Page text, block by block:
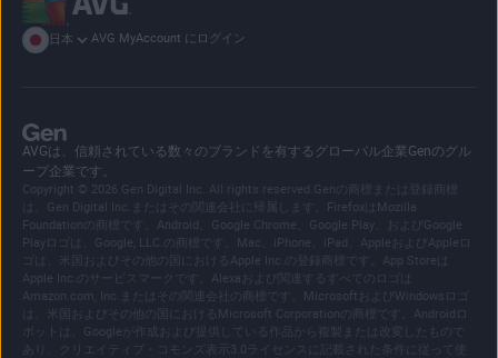
日本 AVG MyAccount にログイン
AVGは、信頼されている数々のブランドを有するグローバル企業Genのグル
ープ企業です。
Copyright © 2026 Gen Digital Inc. All rights reserved.Genの商標または登録商標
は、Gen Digital Inc.またはその関連会社に帰属します。FirefoxはMozilla
Foundationの商標です。Android、Google Chrome、Google Play、およびGoogle
Playロゴは、Google, LLC.の商標です。Mac、iPhone、iPad、AppleおよびAppleロ
ゴは、米国およびその他の国におけるApple Inc.の登録商標です。App Storeは
Apple Inc.のサービスマークです。Alexaおよび関連するすべてのロゴは
Amazon.com, Inc.またはその関連会社の商標です。MicrosoftおよびWindowsロゴ
は、米国およびその他の国におけるMicrosoft Corporationの商標です。Androidロ
ボットは、Googleが作成および提供している作品から複製または改変したもので
あり、クリエイティブ・コモンズ表示3.0ライセンスに記載された条件に従って使